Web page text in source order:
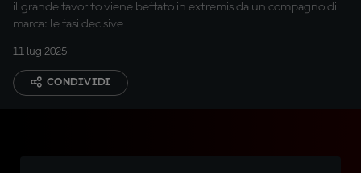
il grande favorito viene beffato in extremis da un compagno di
marca: le fasi decisive
11 lug 2025
CONDIVIDI